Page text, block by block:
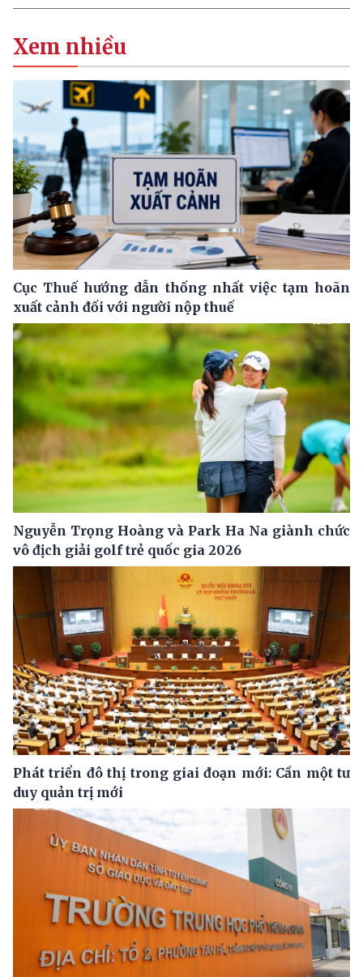
Xem nhiều
Cục Thuế hướng dẫn thống nhất việc tạm hoãn
xuất cảnh đối với người nộp thuế
Nguyễn Trọng Hoàng và Park Ha Na giành chức
vô địch giải golf trẻ quốc gia 2026
Phát triển đô thị trong giai đoạn mới: Cần một tư
duy quản trị mới